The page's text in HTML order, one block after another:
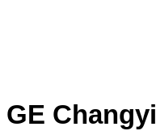
GE Changyi